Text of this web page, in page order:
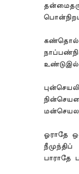
ஓராதே
நீமுந்திப்
பாராதே